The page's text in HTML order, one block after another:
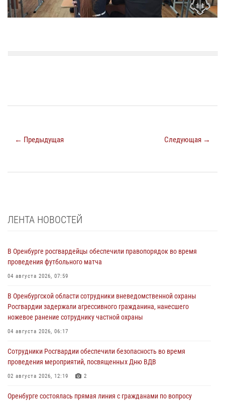
← Предыдущая Следующая →
ЛЕНТА НОВОСТЕЙ
В Оренбурге росгвардейцы обеспечили правопорядок во время
проведения футбольного матча
04 августа 2026, 07:59
В Оренбургской области сотрудники вневедомственной охраны
Росгвардии задержали агрессивного гражданина, нанесшего
ножевое ранение сотруднику частной охраны
04 августа 2026, 06:17
Сотрудники Росгвардии обеспечили безопасность во время
проведения мероприятий, посвященных Дню ВДВ
02 августа 2026, 12:19 2
Оренбурге состоялась прямая линия с гражданами по вопросу